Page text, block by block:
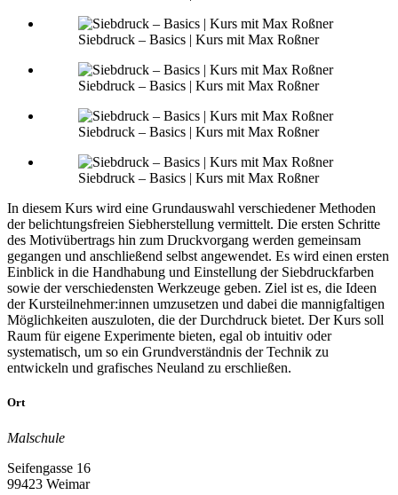
Siebdruck – Basics | Kurs mit Max Roßner
Siebdruck – Basics | Kurs mit Max Roßner
Siebdruck – Basics | Kurs mit Max Roßner
Siebdruck – Basics | Kurs mit Max Roßner
In diesem Kurs wird eine Grundauswahl verschiedener Methoden
der belichtungsfreien Siebherstellung vermittelt. Die ersten Schritte
des Motivübertrags hin zum Druckvorgang werden gemeinsam
gegangen und anschließend selbst angewendet. Es wird einen ersten
Einblick in die Handhabung und Einstellung der Siebdruckfarben
sowie der verschiedensten Werkzeuge geben. Ziel ist es, die Ideen
der Kursteilnehmer:innen umzusetzen und dabei die mannigfaltigen
Möglichkeiten auszuloten, die der Durchdruck bietet. Der Kurs soll
Raum für eigene Experimente bieten, egal ob intuitiv oder
systematisch, um so ein Grundverständnis der Technik zu
entwickeln und grafisches Neuland zu erschließen.
Ort
Malschule
Seifengasse 16
99423 Weimar